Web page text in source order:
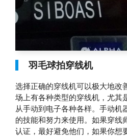
羽毛球拍穿线机
选择正确的穿线机可以极大地改
场上有各种类型的穿线机，尤其
从手动到电子各种各样。手动机
的技能和努力来使用。如果穿线
认证，最好避免他们，如果你想